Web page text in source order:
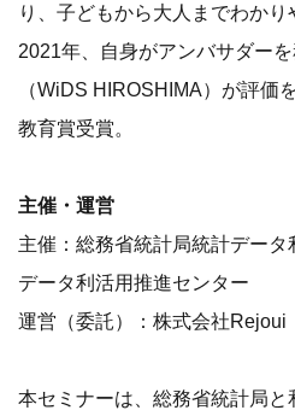
り、子どもから大人までわかり
2021年、自身がアンバサダー
（WiDS HIROSHIMA）が評価
教育賞受賞。
主催・運営
主催：総務省統計局統計デー
データ利活用推進センター
運営（委託）：株式会社Rejoui
本セミナーは、総務省統計局と